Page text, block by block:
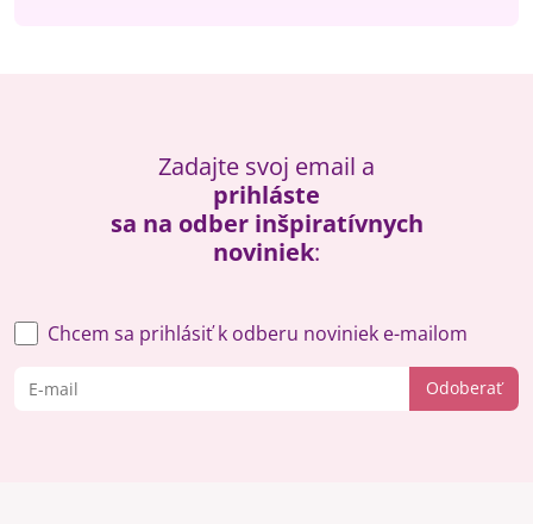
Zadajte svoj email a
prihláste
sa na odber inšpiratívnych
noviniek:
Odoberať
Chcem sa prihlásiť k odberu noviniek e-mailom